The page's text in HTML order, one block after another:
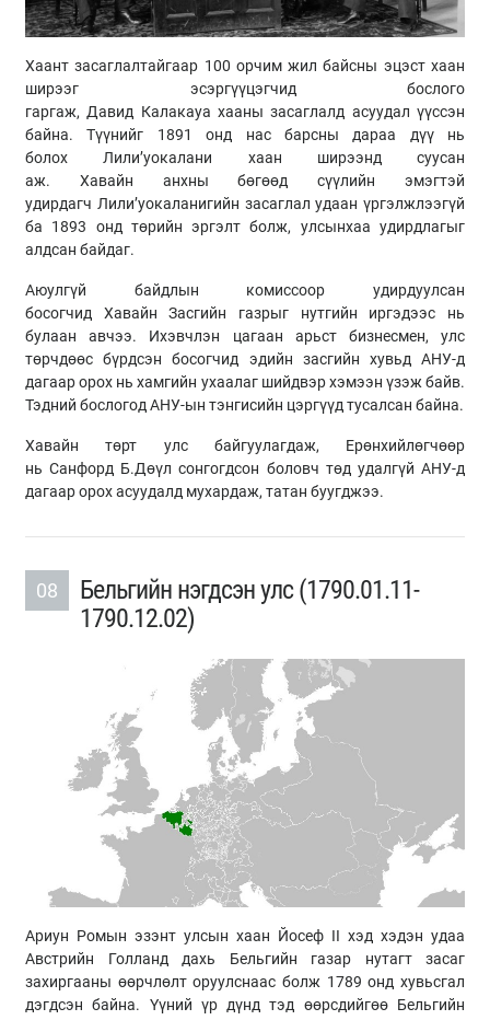
Хаант засаглалтайгаар 100 орчим жил байсны эцэст хаан
ширээг эсэргүүцэгчид бослого
гаргаж, Давид Калакауа хааны засаглалд асуудал үүссэн
байна. Түүнийг 1891 онд нас барсны дараа дүү нь
болох Лили’уокалани хаан ширээнд суусан
аж. Хавайн анхны бөгөөд сүүлийн эмэгтэй
удирдагч Лили’уокаланигийн засаглал удаан үргэлжлээгүй
ба 1893 онд төрийн эргэлт болж, улсынхаа удирдлагыг
алдсан байдаг.
Аюулгүй байдлын комиссоор удирдуулсан
босогчид Хавайн Засгийн газрыг нутгийн иргэдээс нь
булаан авчээ. Ихэвчлэн цагаан арьст бизнесмен, улс
төрчдөөс бүрдсэн босогчид эдийн засгийн хувьд АНУ-д
дагаар орох нь хамгийн ухаалаг шийдвэр хэмээн үзэж байв.
Тэдний бослогод АНУ-ын тэнгисийн цэргүүд тусалсан байна.
Хавайн төрт улс байгуулагдаж, Ерөнхийлөгчөөр
ньСанфорд Б.Дөүл сонгогдсон боловч төд удалгүй АНУ-д
дагаар орох асуудалд мухардаж, татан буугджээ.
08
Бельгийн нэгдсэн улс (​1790.01.11-
1790.12.02)
Ариун Ромын эзэнт улсын хаан Йосеф II хэд хэдэн удаа
Австрийн Голланд дахь Бельгийн газар нутагт засаг
захиргааны өөрчлөлт оруулснаас болж 1789 онд хувьсгал
дэгдсэн байна. Үүний үр дүнд тэд өөрсдийгөө Бельгийн